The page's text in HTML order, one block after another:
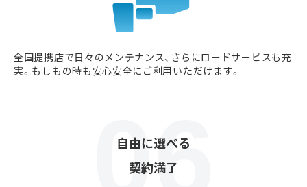
全国提携店で日々のメンテナンス、さらにロードサービスも充
実。もしもの時も安心安全にご利用いただけます。
自由に選べる
契約満了